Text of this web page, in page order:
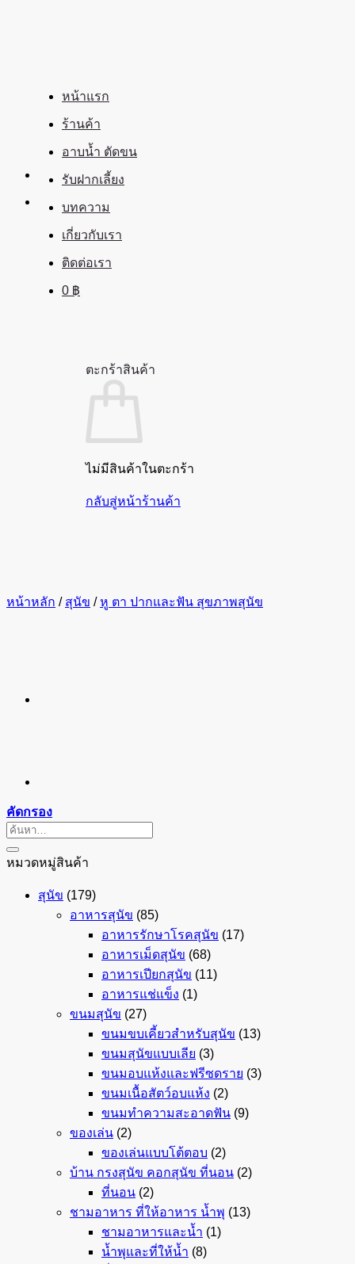
หน้าแรก
ร้านค้า
อาบน้ำ ตัดขน
รับฝากเลี้ยง
บทความ
เกี่ยวกับเรา
ติดต่อเรา
0 ฿
ตะกร้าสินค้า
ไม่มีสินค้าในตะกร้า
กลับสู่หน้าร้านค้า
หน้าหลัก / สุนัข / หู ตา ปากและฟัน สุขภาพสุนัข
คัดกรอง
ค้นหา:
หมวดหมู่สินค้า
สุนัข (179)
อาหารสุนัข (85)
อาหารรักษาโรคสุนัข (17)
อาหารเม็ดสุนัข (68)
อาหารเปียกสุนัข (11)
อาหารแช่แข็ง (1)
ขนมสุนัข (27)
ขนมขบเคี้ยวสำหรับสุนัข (13)
ขนมสุนัขแบบเลีย (3)
ขนมอบแห้งและฟรีซดราย (3)
ขนมเนื้อสัตว์อบแห้ง (2)
ขนมทำความสะอาดฟัน (9)
ของเล่น (2)
ของเล่นแบบโต้ตอบ (2)
บ้าน กรงสุนัข คอกสุนัข ที่นอน (2)
ที่นอน (2)
ชามอาหาร ที่ให้อาหาร น้ำพุ (13)
ชามอาหารและน้ำ (1)
น้ำพุและที่ให้น้ำ (8)